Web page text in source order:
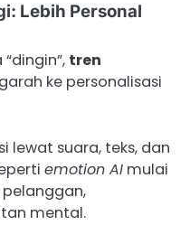
Lebih Personal
tren
ke personalisasi
lewat suara, teks, dan
emotion AI mulai
mental.